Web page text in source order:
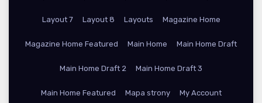
Layout 7 Layout 8 Layouts Magazine Home
Magazine Home Featured Main Home Main Home Draft
Main Home Draft 2 Main Home Draft 3
Main Home Featured Mapa strony My Account